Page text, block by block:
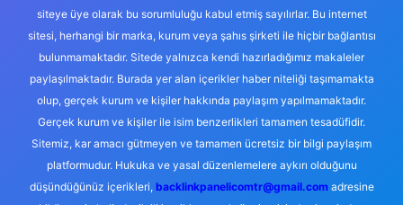
siteye üye olarak bu sorumluluğu kabul etmiş sayılırlar. Bu internet
sitesi, herhangi bir marka, kurum veya şahıs şirketi ile hiçbir bağlantısı
bulunmamaktadır. Sitede yalnızca kendi hazırladığımız makaleler
paylaşılmaktadır. Burada yer alan içerikler haber niteliği taşımamakta
olup, gerçek kurum ve kişiler hakkında paylaşım yapılmamaktadır.
Gerçek kurum ve kişiler ile isim benzerlikleri tamamen tesadüfidir.
Sitemiz, kar amacı gütmeyen ve tamamen ücretsiz bir bilgi paylaşım
platformudur. Hukuka ve yasal düzenlemelere aykırı olduğunu
düşündüğünüz içerikleri, backlinkpanelicomtr@gmail.comadresine